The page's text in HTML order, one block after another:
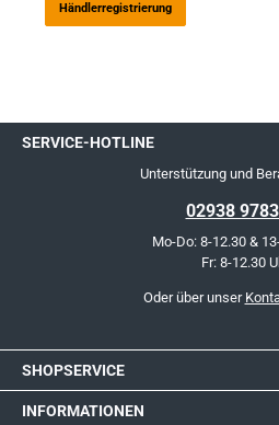
Händlerregistrierung
SERVICE-HOTLINE
Unterstützung und
02938
Mo-Do: 8-12.30 &
Fr: 8-12.30
Oder über unser
SHOPSERVICE
INFORMATIONEN